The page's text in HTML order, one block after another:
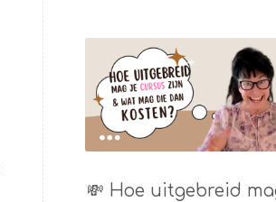
💸 Hoe uitgebreid